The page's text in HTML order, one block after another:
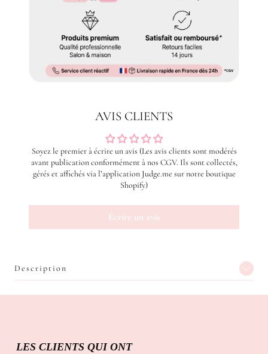
AVIS CLIENTS
Soyez le premier à écrire un avis (Les avis clients sont modérés
avant publication conformément à nos CGV. Ils sont collectés,
gérés et affichés via l’application Judge.me sur notre boutique
Shopify)
Écrire un avis
Description
LES CLIENTS QUI ONT